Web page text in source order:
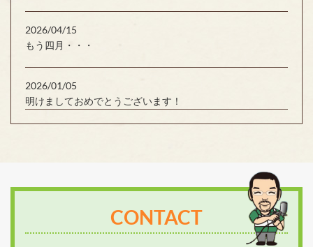
2026/04/15
もう四月・・・
2026/01/05
明けましておめでとうございます！
CONTACT